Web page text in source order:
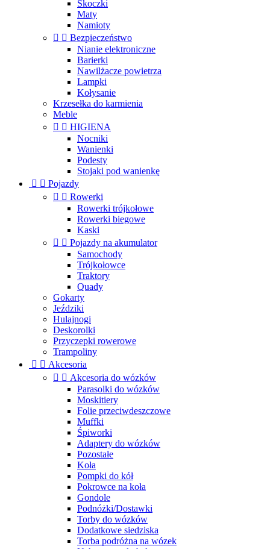
Skoczki
Maty
Namioty
  Bezpieczeństwo
Nianie elektroniczne
Barierki
Nawilżacze powietrza
Lampki
Kołysanie
Krzesełka do karmienia
Meble
  HIGIENA
Nocniki
Wanienki
Podesty
Stojaki pod wanienkę
  Pojazdy
  Rowerki
Rowerki trójkołowe
Rowerki biegowe
Kaski
  Pojazdy na akumulator
Samochody
Trójkołowce
Traktory
Quady
Gokarty
Jeździki
Hulajnogi
Deskorolki
Przyczepki rowerowe
Trampoliny
  Akcesoria
  Akcesoria do wózków
Parasolki do wózków
Moskitiery
Folie przeciwdeszczowe
Muffki
Śpiworki
Adaptery do wózków
Pozostałe
Koła
Pompki do kół
Pokrowce na koła
Gondole
Podnóżki/Dostawki
Torby do wózków
Dodatkowe siedziska
Torba podróżna na wózek